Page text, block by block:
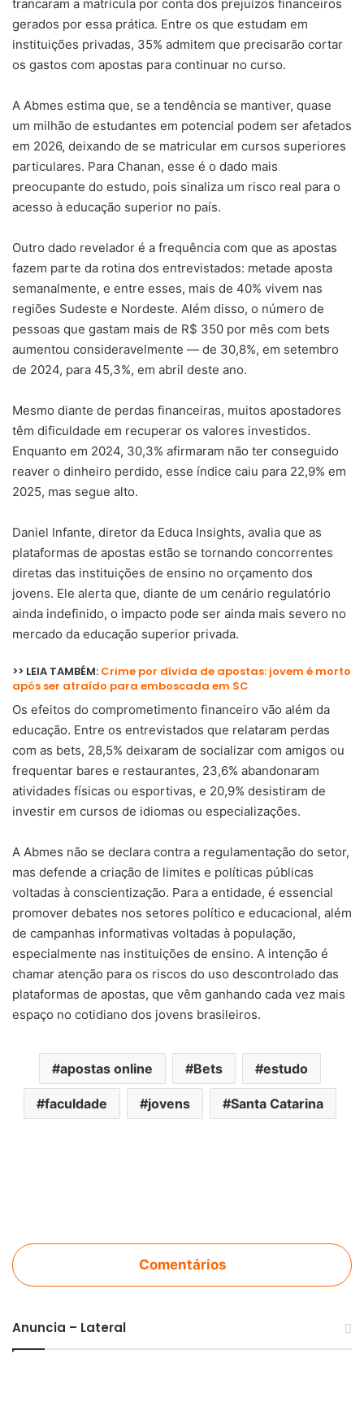
trancaram a matrícula por conta dos prejuízos financeiros
gerados por essa prática. Entre os que estudam em
instituições privadas, 35% admitem que precisarão cortar
os gastos com apostas para continuar no curso.
A Abmes estima que, se a tendência se mantiver, quase
um milhão de estudantes em potencial podem ser afetados
em 2026, deixando de se matricular em cursos superiores
particulares. Para Chanan, esse é o dado mais
preocupante do estudo, pois sinaliza um risco real para o
acesso à educação superior no país.
Outro dado revelador é a frequência com que as apostas
fazem parte da rotina dos entrevistados: metade aposta
semanalmente, e entre esses, mais de 40% vivem nas
regiões Sudeste e Nordeste. Além disso, o número de
pessoas que gastam mais de R$ 350 por mês com bets
aumentou consideravelmente — de 30,8%, em setembro
de 2024, para 45,3%, em abril deste ano.
Mesmo diante de perdas financeiras, muitos apostadores
têm dificuldade em recuperar os valores investidos.
Enquanto em 2024, 30,3% afirmaram não ter conseguido
reaver o dinheiro perdido, esse índice caiu para 22,9% em
2025, mas segue alto.
Daniel Infante, diretor da Educa Insights, avalia que as
plataformas de apostas estão se tornando concorrentes
diretas das instituições de ensino no orçamento dos
jovens. Ele alerta que, diante de um cenário regulatório
ainda indefinido, o impacto pode ser ainda mais severo no
mercado da educação superior privada.
>> LEIA TAMBÉM: Crime por dívida de apostas: jovem é morto
após ser atraído para emboscada em SC
Os efeitos do comprometimento financeiro vão além da
educação. Entre os entrevistados que relataram perdas
com as bets, 28,5% deixaram de socializar com amigos ou
frequentar bares e restaurantes, 23,6% abandonaram
atividades físicas ou esportivas, e 20,9% desistiram de
investir em cursos de idiomas ou especializações.
A Abmes não se declara contra a regulamentação do setor,
mas defende a criação de limites e políticas públicas
voltadas à conscientização. Para a entidade, é essencial
promover debates nos setores político e educacional, além
de campanhas informativas voltadas à população,
especialmente nas instituições de ensino. A intenção é
chamar atenção para os riscos do uso descontrolado das
plataformas de apostas, que vêm ganhando cada vez mais
espaço no cotidiano dos jovens brasileiros.
apostas online Bets estudo
faculdade jovens Santa Catarina
Comentários
Anuncia – Lateral